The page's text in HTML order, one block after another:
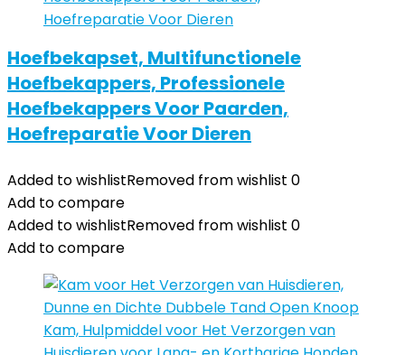
Hoefbekapset, Multifunctionele
Hoefbekappers, Professionele
Hoefbekappers Voor Paarden,
Hoefreparatie Voor Dieren
Added to wishlistRemoved from wishlist 0
Add to compare
Added to wishlistRemoved from wishlist 0
Add to compare